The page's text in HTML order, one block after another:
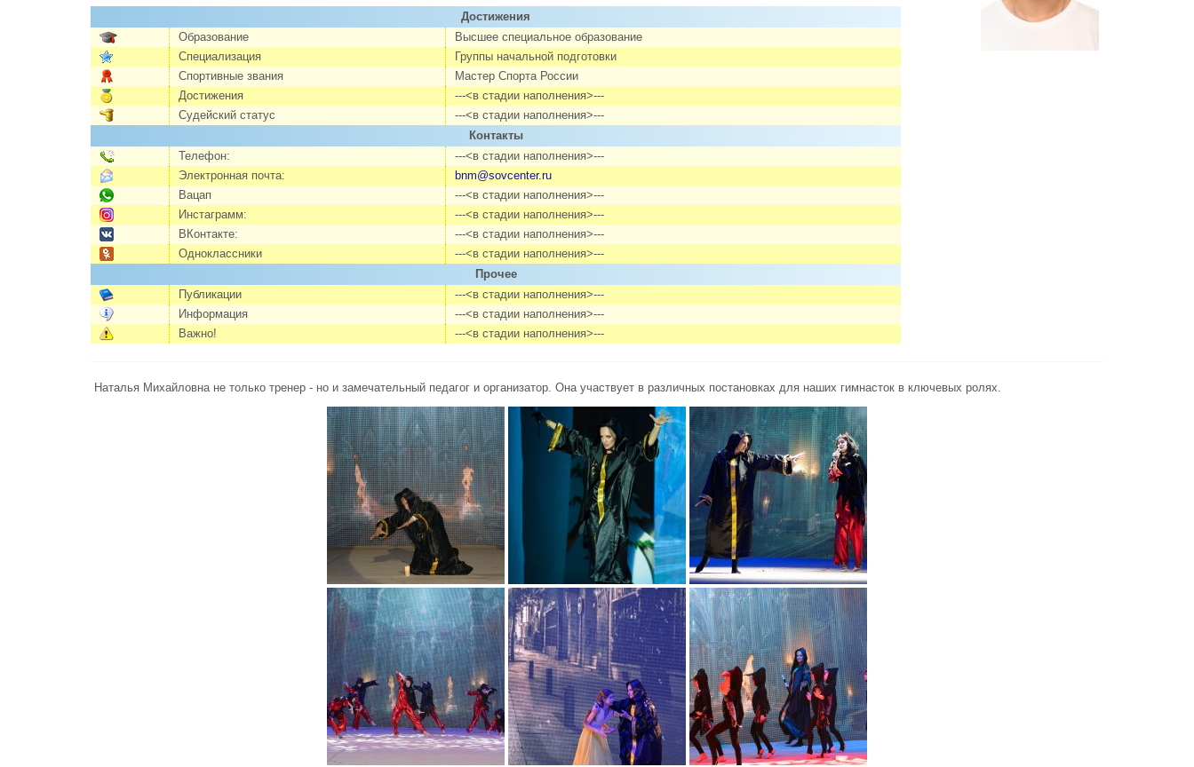
Достижения
Образование
Высшее специальное образование
Специализация
Группы начальной подготовки
Спортивные звания
Мастер Спорта России
Достижения
---<в стадии наполнения>---
Судейский статус
---<в стадии наполнения>---
Контакты
Телефон:
---<в стадии наполнения>---
Электронная почта:
bnm@sovcenter.ru
Вацап
---<в стадии наполнения>---
Инстаграмм:
---<в стадии наполнения>---
ВКонтакте:
---<в стадии наполнения>---
Одноклассники
---<в стадии наполнения>---
Прочее
Публикации
---<в стадии наполнения>---
Информация
---<в стадии наполнения>---
Важно!
---<в стадии наполнения>---
Наталья Михайловна не только тренер - но и замечательный педагог и организатор. Она участвует в различных постановках для наших гимнасток в ключевых ролях.